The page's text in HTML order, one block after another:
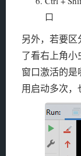
口
另外，若要区
了看右上角
窗口激活的
用启动多次，